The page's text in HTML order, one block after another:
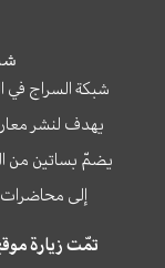
شبكة السراج في
يهدف لنشر
يضمّ بساتين من
إلى